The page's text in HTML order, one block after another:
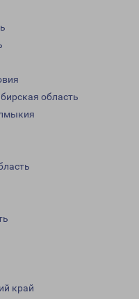
область
край